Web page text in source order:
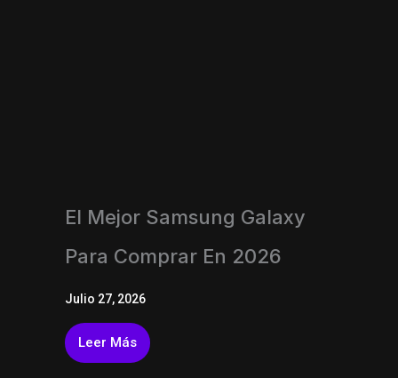
El Mejor Samsung Galaxy
Para Comprar En 2026
Julio 27, 2026
Leer Más